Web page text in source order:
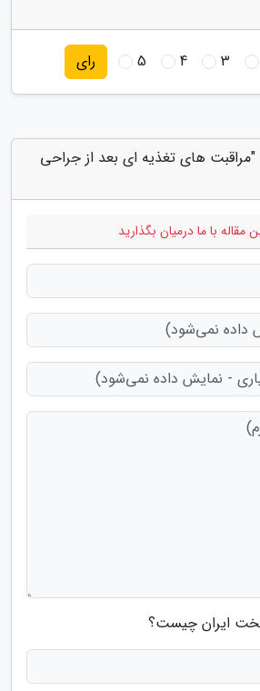
3
4
5 رای
"مراقبت های تغذیه ای بعد از جراحی
مقاله با ما درمیان بگذارید
ایران چیست؟